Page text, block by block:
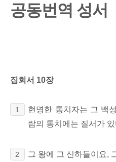
공동번역 성서
집회서 10장
1
현명한 통치자는 그 백
람의 통치에는 질서가 있
2 그 왕에 그 신하들이요,